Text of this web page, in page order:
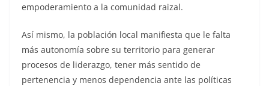
empoderamiento a la comunidad raizal.
Así mismo, la población local manifiesta que le falta
más autonomía sobre su territorio para generar
procesos de liderazgo, tener más sentido de
pertenencia y menos dependencia ante las políticas